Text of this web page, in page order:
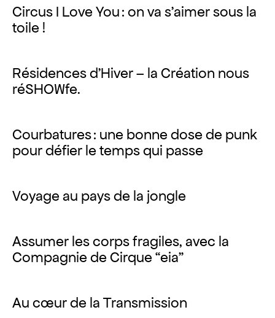
Circus I Love You : on va s’aimer sous la
toile !
Résidences d’Hiver – la Création nous
réSHOWfe.
Courbatures : une bonne dose de punk
pour défier le temps qui passe
Voyage au pays de la jongle
Assumer les corps fragiles, avec la
Compagnie de Cirque “eia”
Au cœur de la Transmission